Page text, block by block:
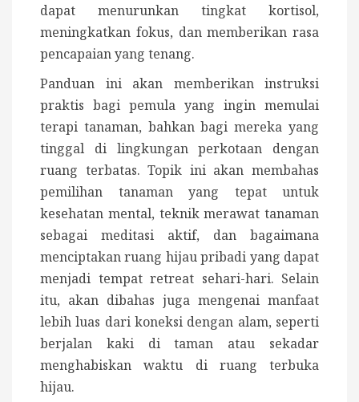
dapat menurunkan tingkat kortisol,
meningkatkan fokus, dan memberikan rasa
pencapaian yang tenang.
Panduan ini akan memberikan instruksi
praktis bagi pemula yang ingin memulai
terapi tanaman, bahkan bagi mereka yang
tinggal di lingkungan perkotaan dengan
ruang terbatas. Topik ini akan membahas
pemilihan tanaman yang tepat untuk
kesehatan mental, teknik merawat tanaman
sebagai meditasi aktif, dan bagaimana
menciptakan ruang hijau pribadi yang dapat
menjadi tempat retreat sehari-hari. Selain
itu, akan dibahas juga mengenai manfaat
lebih luas dari koneksi dengan alam, seperti
berjalan kaki di taman atau sekadar
menghabiskan waktu di ruang terbuka
hijau.